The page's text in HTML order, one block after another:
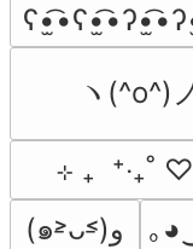
ヽ(^o^)
⊹ ₊  ⁺‧₊˚
(๑˃̵ᴗ˂̵)و
｡